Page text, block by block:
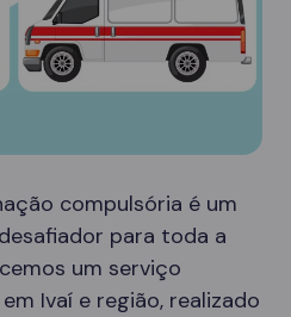
compulsória é um
para toda a
um serviço
em Ivaí e região, realizado